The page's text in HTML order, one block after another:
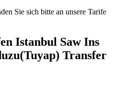
Sie sich bitte an unsere Tarife
Istanbul Saw Ins
Transfer